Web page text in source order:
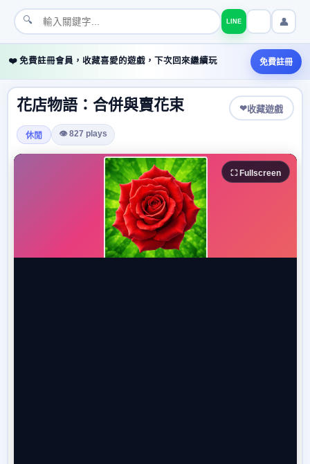
🔍 LINE 👤
❤️ 免費註冊會員，收藏喜愛的遊戲，下次回來繼續玩 免費註冊
花店物語：合併與賣花束 ❤收藏遊戲
休閒 👁 827 plays
⛶ Fullscreen